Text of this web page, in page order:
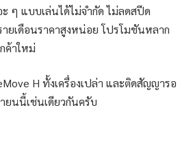
ะ ๆ แบบเล่นได้ไม่จำกัด ไม่ลดสปีด
ยเดือนราคาสูงหน่อย โปรโมชันหลาก
ค้าใหม่
H ทั้งเครื่องเปล่า และติดสัญญารอ
ยนนี้เช่นเดียวกันครับ